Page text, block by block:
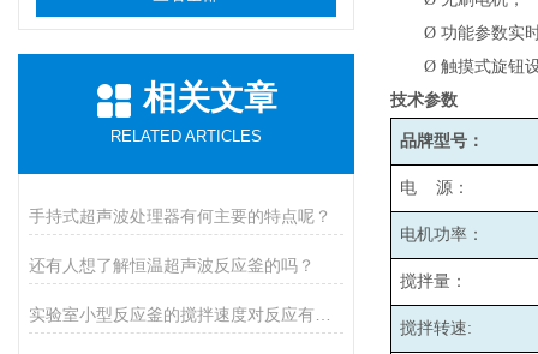
相关文章
RELATED ARTICLES
手持式超声波处理器有何主要的特点呢？
还有人想了解恒温超声波反应釜的吗？
Ø 功能参数实
Ø 触摸式旋钮
技术参数
品牌型号：
电 源：
电机功率：
搅拌量：
搅拌转速: